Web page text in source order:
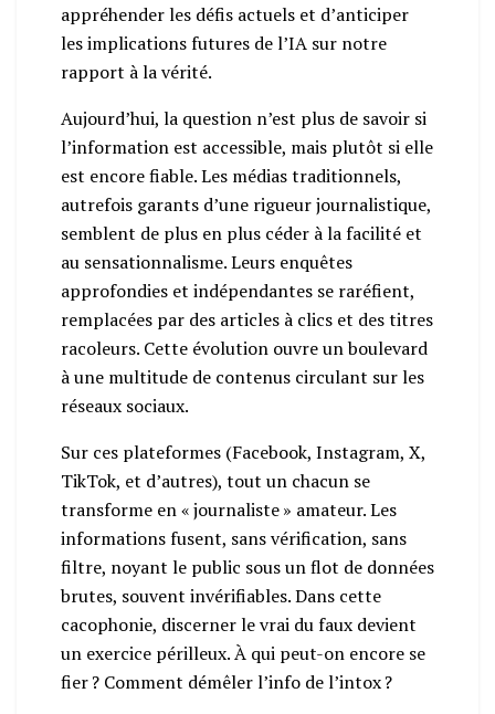
appréhender les défis actuels et d’anticiper
les implications futures de l’IA sur notre
rapport à la vérité.
Aujourd’hui, la question n’est plus de savoir si
l’information est accessible, mais plutôt si elle
est encore fiable. Les médias traditionnels,
autrefois garants d’une rigueur journalistique,
semblent de plus en plus céder à la facilité et
au sensationnalisme. Leurs enquêtes
approfondies et indépendantes se raréfient,
remplacées par des articles à clics et des titres
racoleurs. Cette évolution ouvre un boulevard
à une multitude de contenus circulant sur les
réseaux sociaux.
Sur ces plateformes (Facebook, Instagram, X,
TikTok, et d’autres), tout un chacun se
transforme en « journaliste » amateur. Les
informations fusent, sans vérification, sans
filtre, noyant le public sous un flot de données
brutes, souvent invérifiables. Dans cette
cacophonie, discerner le vrai du faux devient
un exercice périlleux. À qui peut-on encore se
fier ? Comment démêler l’info de l’intox ?